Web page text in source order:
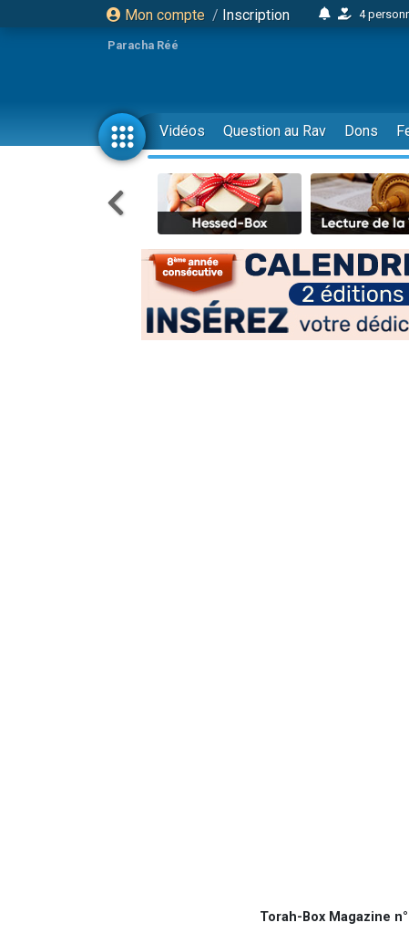
Mon compte / Inscription
4
17
4
Il reste
23
Eva vient de
4 personnes
3 personnes
3
Odaya vient
13
2 personnes
Paracha Réé
Vidéos Question au Rav Dons
Torah-Box Magazine